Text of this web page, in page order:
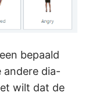
bepaald
dia-
wilt dat de